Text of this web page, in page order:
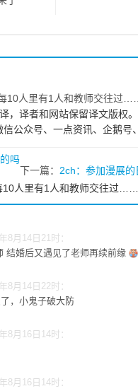
10人里有1人和教师交往过……
，译者和网站保留译文版权
公众号、一点资讯、企鹅
吗
下一篇： 2ch：参加漫展
人里有1人和教师交往过……
8月14日21时：
结婚后又遇见了老师再续前缘
8月14日22时：
，小鬼子破大防
8月16日14时：
8月16日14时：